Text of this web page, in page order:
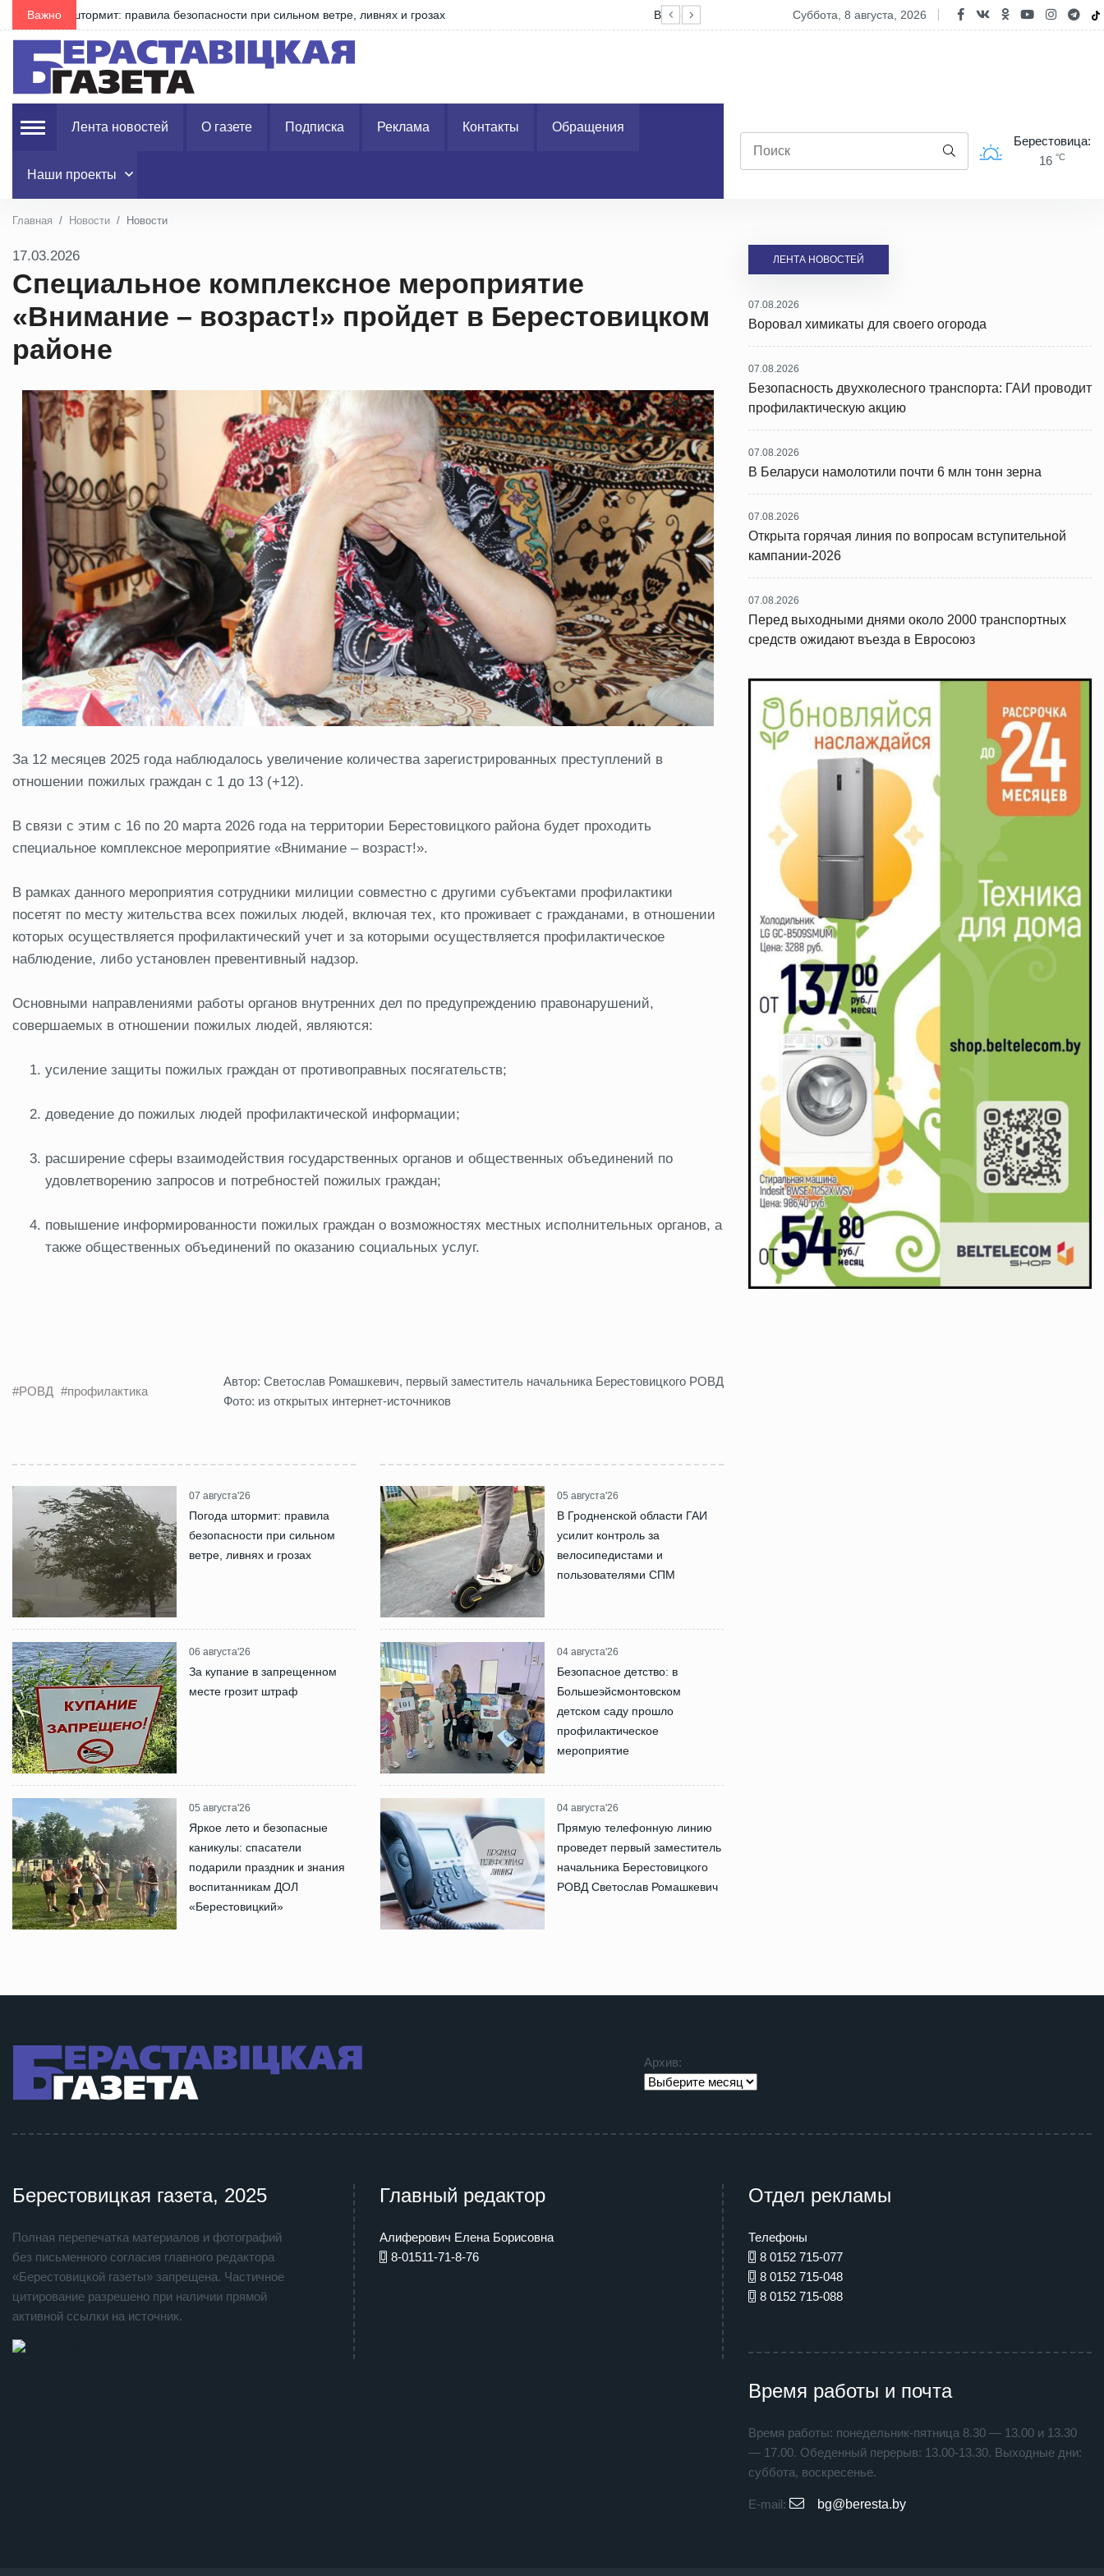
Важно Воровал химикаты для своего огорода Безопасность двухколесного транспорта: ГАИ проводит
суббота, 8 августа, 2026
Лента новостей О газете Подписка Реклама Контакты Обращения
Наши проекты
Берестовица:
16 °C
Главная Новости Новости
17.03.2026
Специальное комплексное мероприятие
«Внимание – возраст!» пройдет в Берестовицком
районе
За 12 месяцев 2025 года наблюдалось увеличение количества зарегистрированных преступлений в
отношении пожилых граждан с 1 до 13 (+12).
В связи с этим с 16 по 20 марта 2026 года на территории Берестовицкого района будет проходить
специальное комплексное мероприятие «Внимание – возраст!».
В рамках данного мероприятия сотрудники милиции совместно с другими субъектами профилактики
посетят по месту жительства всех пожилых людей, включая тех, кто проживает с гражданами, в отношении
которых осуществляется профилактический учет и за которыми осуществляется профилактическое
наблюдение, либо установлен превентивный надзор.
Основными направлениями работы органов внутренних дел по предупреждению правонарушений,
совершаемых в отношении пожилых людей, являются:
усиление защиты пожилых граждан от противоправных посягательств;
доведение до пожилых людей профилактической информации;
расширение сферы взаимодействия государственных органов и общественных объединений по
удовлетворению запросов и потребностей пожилых граждан;
повышение информированности пожилых граждан о возможностях местных исполнительных органов, а
также общественных объединений по оказанию социальных услуг.
#РОВД #профилактика
Автор: Светослав Ромашкевич, первый заместитель начальника Берестовицкого РОВД
Фото: из открытых интернет-источников
07 августа'26
Погода штормит: правила
безопасности при сильном
ветре, ливнях и грозах
06 августа'26
За купание в запрещенном
месте грозит штраф
05 августа'26
Яркое лето и безопасные
каникулы: спасатели
подарили праздник и знания
воспитанникам ДОЛ
«Берестовицкий»
05 августа'26
В Гродненской области ГАИ
усилит контроль за
велосипедистами и
пользователями СПМ
04 августа'26
Безопасное детство: в
Большеэйсмонтовском
детском саду прошло
профилактическое
мероприятие
04 августа'26
Прямую телефонную линию
проведет первый заместитель
начальника Берестовицкого
РОВД Светослав Ромашкевич
ЛЕНТА НОВОСТЕЙ
07.08.2026
Воровал химикаты для своего огорода
07.08.2026
Безопасность двухколесного транспорта: ГАИ проводит
профилактическую акцию
07.08.2026
В Беларуси намолотили почти 6 млн тонн зерна
07.08.2026
Открыта горячая линия по вопросам вступительной
кампании-2026
07.08.2026
Перед выходными днями около 2000 транспортных
средств ожидают въезда в Евросоюз
Архив:
Берестовицкая газета, 2025
Полная перепечатка материалов и фотографий
без письменного согласия главного редактора
«Берестовицкой газеты» запрещена. Частичное
цитирование разрешено при наличии прямой
активной ссылки на источник.
Главный редактор
Алиферович Елена Борисовна
8-01511-71-8-76
Отдел рекламы
Телефоны
8 0152 715-077
8 0152 715-048
8 0152 715-088
Время работы и почта
Время работы: понедельник-пятница 8.30 — 13.00 и 13.30
— 17.00. Обеденный перерыв: 13.00-13.30. Выходные дни:
суббота, воскресенье.
E-mail: bg@beresta.by